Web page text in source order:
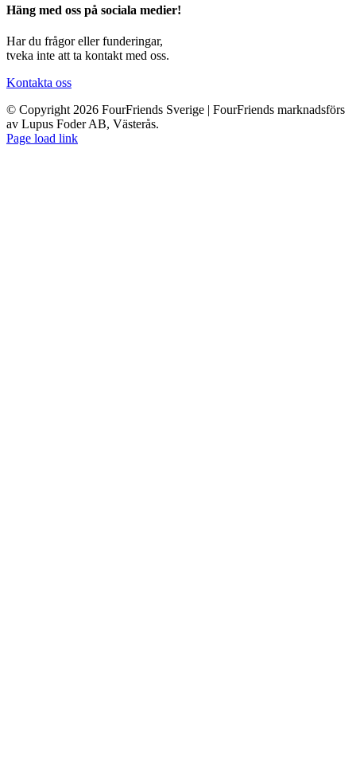
Häng med oss på sociala medier!
Har du frågor eller funderingar,
tveka inte att ta kontakt med oss.
Kontakta oss
© Copyright 2026 FourFriends Sverige | FourFriends marknadsförs
av Lupus Foder AB, Västerås.
Page load link